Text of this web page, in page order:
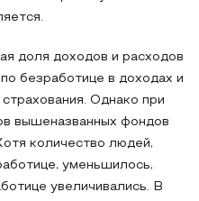
доля доходов и расходов
безработице в доходах и
Однако при
вышеназванных фондов
количество людей,
уменьшилось,
увеличивались. В